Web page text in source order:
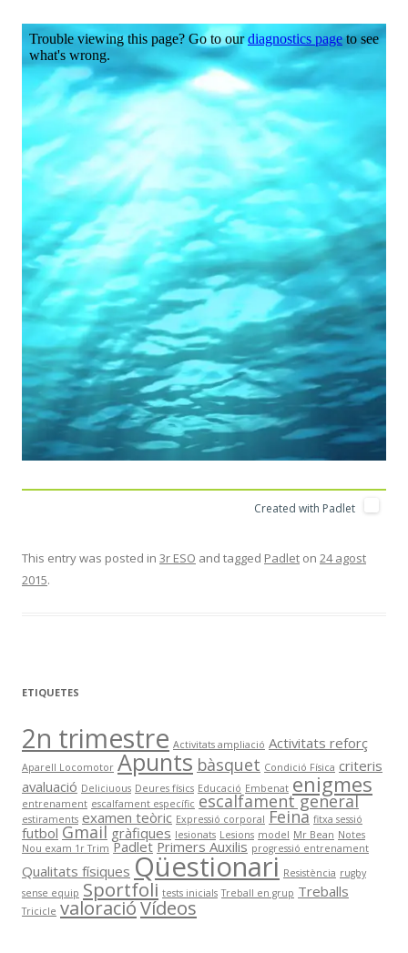
Created with Padlet
This entry was posted in 3r ESO and tagged Padlet on 24 agost
2015.
ETIQUETES
2n trimestre Activitats ampliació Activitats reforç
Aparell Locomotor Apunts bàsquet Condició Física criteris
avaluació Deliciuous Deures físics Educació Embenat enigmes
entrenament escalfament específic escalfament general
estiraments examen teòric Expressió corporal Feina fitxa sessió
futbol Gmail gràfiques lesionats Lesions model Mr Bean Notes
Nou exam 1r Trim Padlet Primers Auxilis progressió entrenament
Qualitats físiques Qüestionari Resistència rugby
sense equip Sportfoli tests inicials Treball en grup Treballs
Tricicle valoracióVídeos